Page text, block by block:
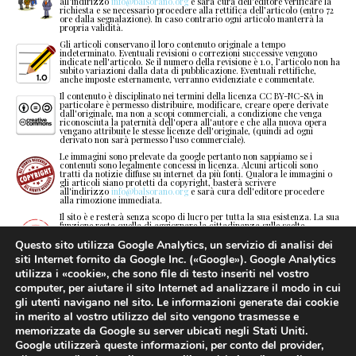
p
q
r
s
t
u
v
w
x
y
z
,
a
b
c
d
e
f
g
h
i
j
,
a
b
c
d
e
f
g
h
i
j
d
e
f
g
h
i
j
k
l
m
n
L
M
N
O
P
Q
R
S
T
U
V
e
f
g
h
i
j
k
l
m
n
o
h
i
j
k
l
m
n
o
p
q
r
,
a
b
c
d
e
f
g
h
i
richiesta e se necessario procedere alla rettifica dell’articolo (entro 72
ore dalla segnalazione). In caso contrario ogni articolo manterrà la
propria validità.
Gli articoli conservano il loro contenuto originale a tempo
indeterminato. Eventuali revisioni o correzioni successive vengono
indicate nell'articolo. Se il numero della revisione è 1.0, l’articolo non ha
subito variazioni dalla data di pubblicazione. Eventuali rettifiche,
anche imposte esternamente, verranno evidenziate e commentate.
Il contenuto è disciplinato nei termini della licenza CC BY-NC-SA in
particolare è permesso distribuire, modificare, creare opere derivate
dall'originale, ma non a scopi commerciali, a condizione che venga
riconosciuta la paternità dell'opera all'autore e che alla nuova opera
vengano attribuite le stesse licenze dell'originale, (quindi ad ogni
derivato non sarà permesso l'uso commerciale).
Le immagini sono prelevate da google pertanto non sappiamo se i
contenuti sono legalmente concessi in licenza. Alcuni articoli sono
tratti da notizie diffuse su internet da più fonti. Qualora le immagini o
gli articoli siano protetti da copyright, basterà scrivere
all'indirizzo info@balsorano.org e sarà cura dell'editore procedere
alla rimozione immediata.
Il sito è e resterà senza scopo di lucro per tutta la sua esistenza. La sua
funzione resta quella di aggiornare la cittadinanza sulle scelte
contribuire alla sua stessa crescita. Inoltre si cercherà di tenervi
aggiornati sulle novità normative che di volta in volta vengono emanate.
Gli articoli pubblicati non sono proforma ma risultati di ricerche,
analisi e valutazioni, scritti nel poco tempo a disposizione. Sicuramente
non privi di errori dovuti all'impossibilità di perfezionare quanto
pubblicato in tempi rapidi. L’obiettivo resta quello di fornire
informazioni veritiere in maniera totalmente gratuita e sufficientemente
corretta.
La critica politica, se è vero che può essere di parte, è utile per
“esaminare e valutare gli uomini nel loro operato e il risultato o i
risultati della loro attività per scegliere, selezionare, distinguere il vero
Questo sito utilizza Google Analytics, un servizio di analisi dei
siti Internet fornito da Google Inc. («Google»). Google Analytics
utilizza i «cookie», che sono file di testo inseriti nel vostro
computer, per aiutare il sito Internet ad analizzare il modo in cui
gli utenti navigano nel sito. Le informazioni generate dai cookie
in merito al vostro utilizzo del sito vengono trasmesse e
memorizzate da Google su server ubicati negli Stati Uniti.
Google utilizzerà queste informazioni, per conto del provider,